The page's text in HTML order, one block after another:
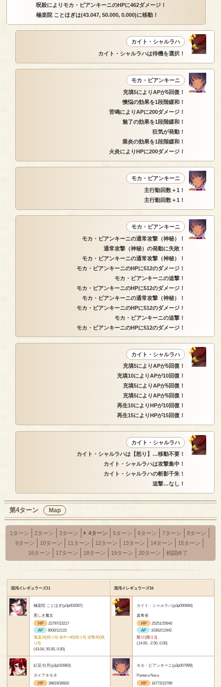
呪殺によりモカ・ビアンキーニのHPに462ダメージ！
極楽院 ことほぎは(43.047, 50.000, 0.000)に移動！
カイト・シャルラハ
カイト・シャルラハは待機を選択！
モカ・ビアンキーニ
充填5によりAPが5回復！
懊悩の効果を1段階緩和！
苦鳴によりAPに200ダメージ！
魅了の効果を1段階緩和！
狂気が発動！
業炎の効果を1段階緩和！
火炎によりHPに200ダメージ！
モカ・ビアンキーニ
主行動回数＋1！
主行動回数＋1！
モカ・ビアンキーニ
モカ・ビアンキーニの通常攻撃（神秘）！
通常攻撃（神秘）の発動に失敗！
モカ・ビアンキーニの通常攻撃（神秘）！
モカ・ビアンキーニのHPに512のダメージ！
モカ・ビアンキーニの追撃！
モカ・ビアンキーニのHPに512のダメージ！
モカ・ビアンキーニの通常攻撃（神秘）！
モカ・ビアンキーニのHPに512のダメージ！
モカ・ビアンキーニの追撃！
モカ・ビアンキーニのHPに512のダメージ！
カイト・シャルラハ
充填5によりAPが5回復！
充填10によりAPが10回復！
充填5によりAPが5回復！
充填5によりAPが5回復！
再生10によりHPが10回復！
再生15によりHPが15回復！
カイト・シャルラハ
カイト・シャルラハは【怒り】…移動不要！
カイト・シャルラハは攻撃集中！
カイト・シャルラハの斬影千朱！
追撃…なし！
第4ターン Map
1ターン 2ターン 3ターン 4ターン 5ターン 6ターン 7ターン
8ターン
9ターン
10ターン 11ターン 12ターン 13ターン 14ターン
15ターン
16ターン
17ターン 18ターン 19ターン 20ターン 戦闘終了
混沌イレギュラーズ11 混沌イレギュラーズ16
極楽院 ことほぎ(p3p002087)
悪しき魔女
HP
22797/23217
AP
8930/12115
鬼道24(残り6) 命中+40(残り6) 追撃40(残
り6)
(43.04, 50.00, 0.00)
カイト・シャルラハ(p3p000684)
簒奪者
HP
25251/25640
AP
10362/11942
怒り(残り1)
(14.00, -2.50, 0.00)
紅花 牡丹(p3p010983)
ガイアネモネ
HP
39819/39920
モカ・ビアンキーニ(p3p007999)
Pantera Nera
HP
16772/22789